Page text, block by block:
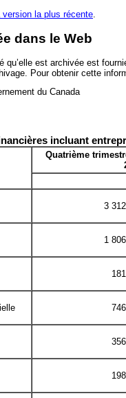
version la plus récente
dans le Web
qu’elle est archivée est
Pour obtenir cette
incluant
Quatrième
3
1